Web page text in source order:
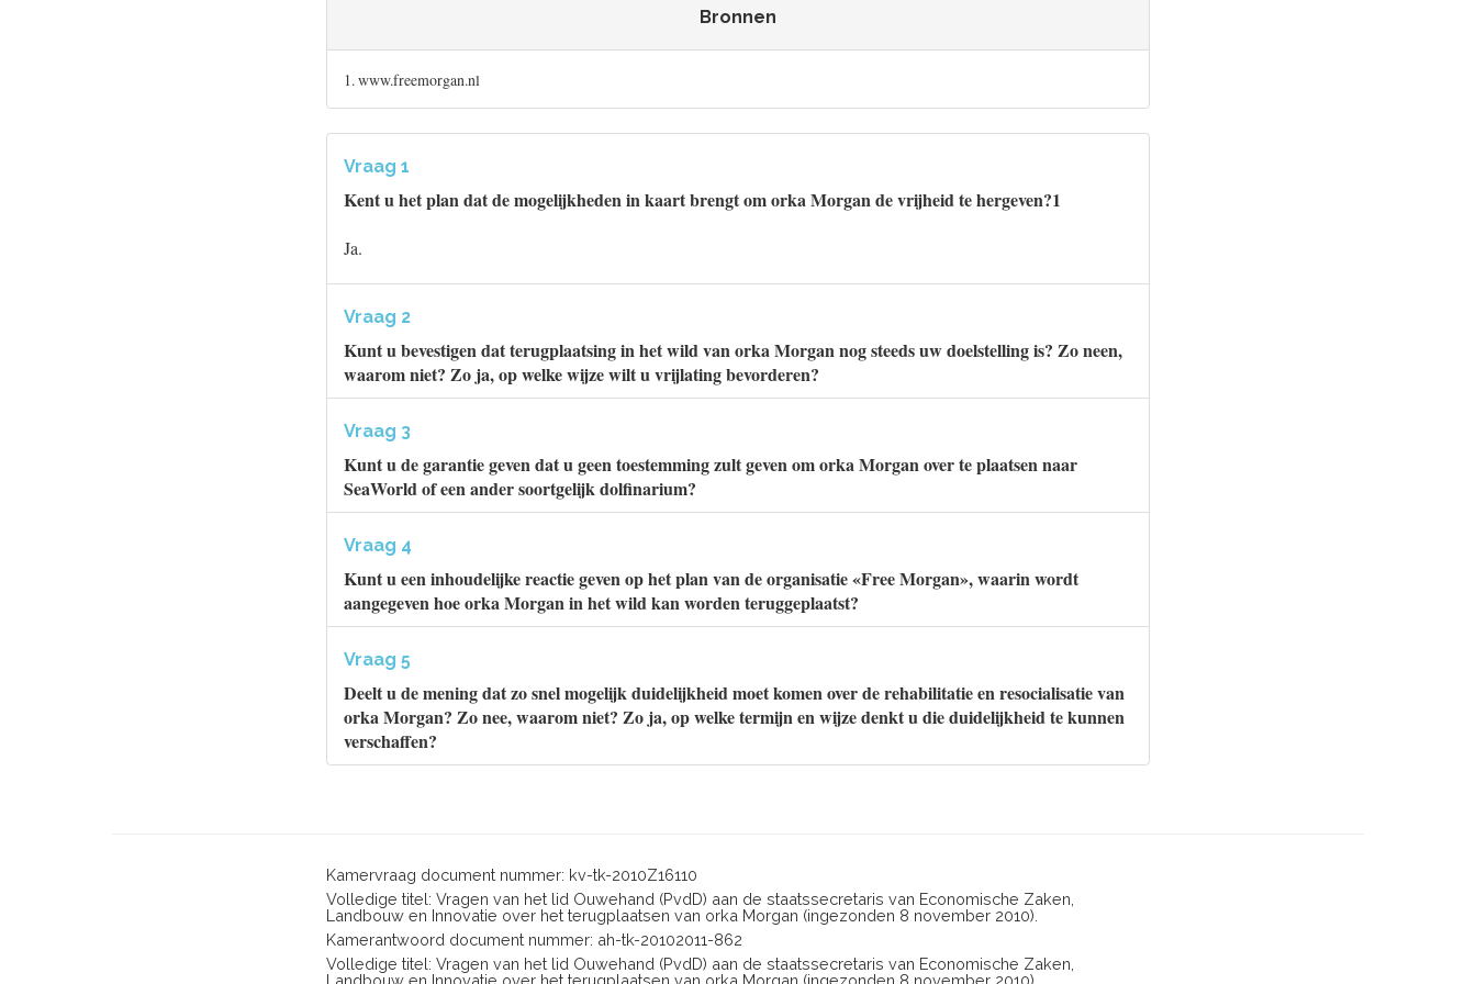
Bronnen
1. www.freemorgan.nl
Vraag 1
Kent u het plan dat de mogelijkheden in kaart brengt om orka Morgan de vrijheid te hergeven?1
Ja.
Vraag 2
Kunt u bevestigen dat terugplaatsing in het wild van orka Morgan nog steeds uw doelstelling is? Zo neen,
waarom niet? Zo ja, op welke wijze wilt u vrijlating bevorderen?
Vraag 3
Kunt u de garantie geven dat u geen toestemming zult geven om orka Morgan over te plaatsen naar
SeaWorld of een ander soortgelijk dolfinarium?
Vraag 4
Kunt u een inhoudelijke reactie geven op het plan van de organisatie «Free Morgan», waarin wordt
aangegeven hoe orka Morgan in het wild kan worden teruggeplaatst?
Vraag 5
Deelt u de mening dat zo snel mogelijk duidelijkheid moet komen over de rehabilitatie en resocialisatie van
orka Morgan? Zo nee, waarom niet? Zo ja, op welke termijn en wijze denkt u die duidelijkheid te kunnen
verschaffen?
Kamervraag document nummer: kv-tk-2010Z16110
Volledige titel: Vragen van het lid Ouwehand (PvdD) aan de staatssecretaris van Economische Zaken,
Landbouw en Innovatie over het terugplaatsen van orka Morgan (ingezonden 8 november 2010).
Kamerantwoord document nummer: ah-tk-20102011-862
Volledige titel: Vragen van het lid Ouwehand (PvdD) aan de staatssecretaris van Economische Zaken,
Landbouw en Innovatie over het terugplaatsen van orka Morgan (ingezonden 8 november 2010).